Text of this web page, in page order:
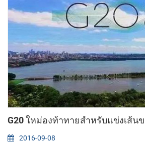
G20 ใหม่องท้าทายสำหรับแข่งเส้น
2016-09-08